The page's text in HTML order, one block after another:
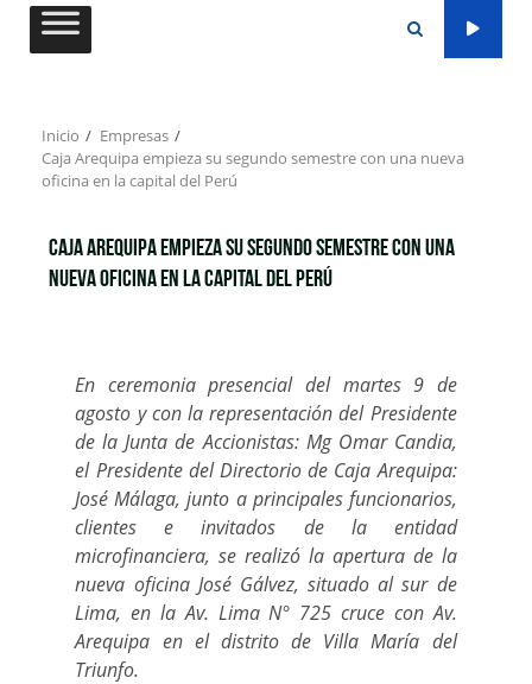
Saltar
Inicio
Empresas
Caja Arequipa empieza su segundo semestre con una nueva
oficina en la capital del Perú
Caja Arequipa empieza su segundo semestre con una
nueva oficina en la capital del Perú
En ceremonia presencial del martes 9 de
agosto y con la representación del Presidente
de la Junta de Accionistas: Mg Omar Candia,
el Presidente del Directorio de Caja Arequipa:
José Málaga, junto a principales funcionarios,
clientes e invitados de la entidad
microfinanciera, se realizó la apertura de la
nueva oficina José Gálvez, situado al sur de
Lima, en la Av. Lima N° 725 cruce con Av.
Arequipa en el distrito de Villa María del
Triunfo.